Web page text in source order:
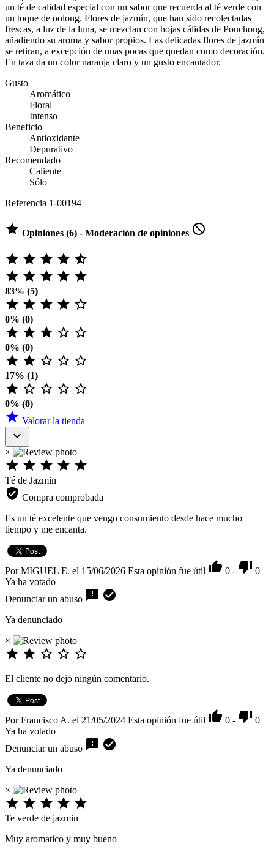
un té de calidad especial con un sabor que recuerda al té verde con
un toque de oolong. Flores de jazmín, que han sido recolectadas
frescas, a luz de la luna, se mezclan con hojas cálidas de Pouchong,
añadiendo su aroma y sabor propios. Las delicadas flores de jazmín
se retiran, a excepción de unas pocas que quedan como decoración.
En taza da un color naranja claro y un gusto encantador.
Gusto
Aromático
Floral
Intenso
Beneficio
Antioxidante
Depurativo
Recomendado
Caliente
Sólo
Referencia 1-00194
 Opiniones (6) - Moderación de opiniones 
    
    
83% (5)
    
0% (0)
    
0% (0)
    
17% (1)
    
0% (0)
 Valorar la tienda

×
    
Té de Jazmin
 Compra comprobada
Es un té excelente que vengo consumiento desde hace mucho
tiempo y me encanta.
Por MIGUEL E. el 15/06/2026 Esta opinión fue útil  0 -  0
Ya ha votado
Denunciar un abuso  
Ya denunciado
×
    
El cliente no dejó ningún comentario.
Por Francisco A. el 21/05/2024 Esta opinión fue útil  0 -  0
Ya ha votado
Denunciar un abuso  
Ya denunciado
×
    
Te verde de jazmin
Muy aromatico y muy bueno